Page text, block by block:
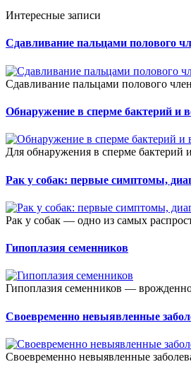
Интересные записи
Сдавливание пальцами полового
Сдавливание пальцами полового
Обнаружение в сперме бактерий и
Для обнаружения в сперме бактерий
Рак у собак: первые симптомы,
Рак у собак — одно из самых
Гипоплазия семенников
Гипоплазия семенников —
Своевременно невыявленные
Своевременно невыявленные